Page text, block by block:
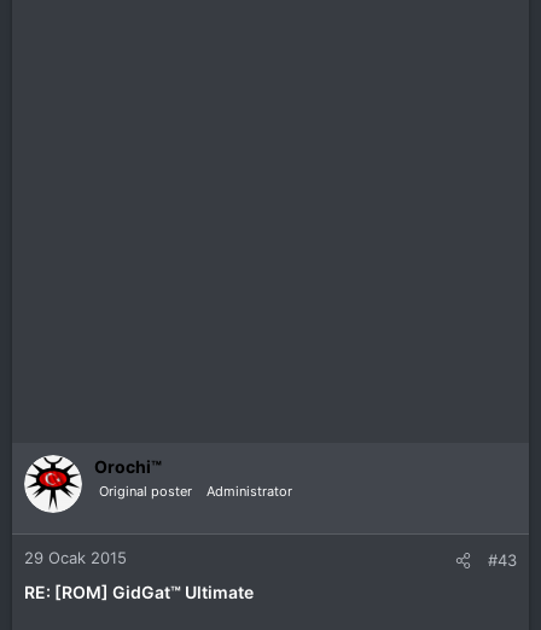
Orochi™
Original poster Administrator
29 Ocak 2015 #43
RE: [ROM] GidGat™ Ultimate